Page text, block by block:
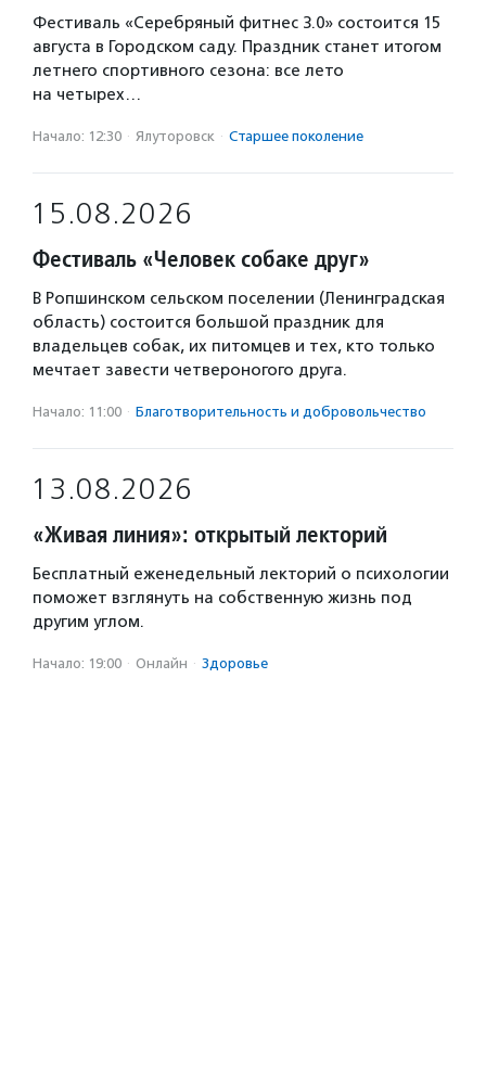
Фестиваль «Серебряный фитнес 3.0» состоится 15
августа в Городском саду. Праздник станет итогом
летнего спортивного сезона: все лето
на четырех…
Начало: 12:30 · Ялуторовск · Старшее поколение
15.08.2026
Фестиваль «Человек собаке друг»
В Ропшинском сельском поселении (Ленинградская
область) состоится большой праздник для
владельцев собак, их питомцев и тех, кто только
мечтает завести четвероногого друга.
Начало: 11:00 · Благотвори­тель­ность и доброволь­чест­во
13.08.2026
«Живая линия»: открытый лекторий
Бесплатный еженедельный лекторий о психологии
поможет взглянуть на собственную жизнь под
другим углом.
Начало: 19:00 · Онлайн · Здоровье